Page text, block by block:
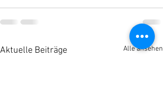
Aktuelle Beiträge Alle ansehen